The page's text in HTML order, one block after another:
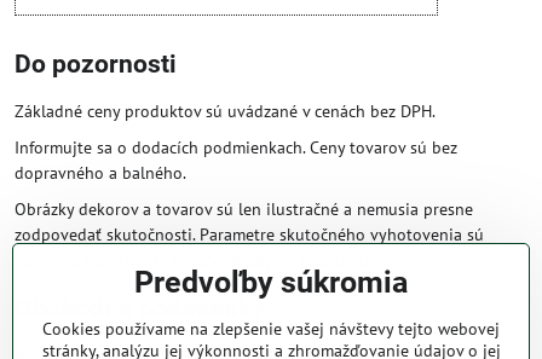
Do pozornosti
Základné ceny produktov sú uvádzané v cenách bez DPH.
Informujte sa o dodacích podmienkach. Ceny tovarov sú bez
dopravného a balného.
Obrázky dekorov a tovarov sú len ilustračné a nemusia presne
zodpovedať skutočnosti. Parametre skutočného vyhotovenia sú
Obchodné podmienky
Predvoľby súkromia
Cookies používame na zlepšenie vašej návštevy tejto webovej
stránky, analýzu jej výkonnosti a zhromažďovanie údajov o jej